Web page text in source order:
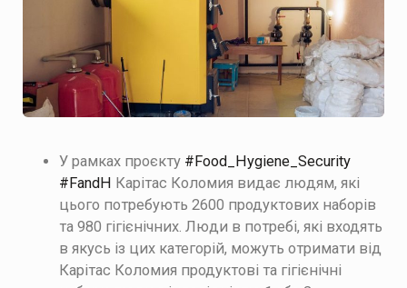
У рамках проєкту #Food_Нygiene_Security
#FandH Карітас Коломия видає людям, які
цього потребують 2600 продуктових наборів
та 980 гігієнічних. Люди в потребі, які входять
в якусь із цих категорій, можуть отримати від
Карітас Коломия продуктові та гігієнічні